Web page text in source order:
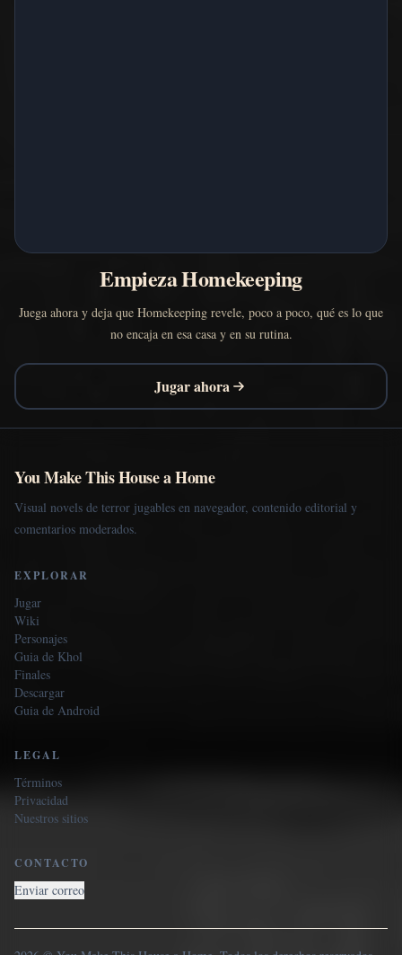
Empieza Homekeeping
Juega ahora y deja que Homekeeping revele, poco a poco, qué es lo que
no encaja en esa casa y en su rutina.
Jugar ahora
You Make This House a Home
Visual novels de terror jugables en navegador, contenido editorial y
comentarios moderados.
EXPLORAR
Jugar
Wiki
Personajes
Guia de Khol
Finales
Descargar
Guia de Android
LEGAL
Términos
Privacidad
Nuestros sitios
CONTACTO
Enviar correo